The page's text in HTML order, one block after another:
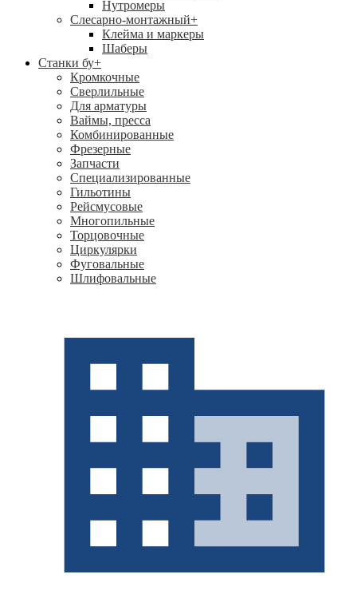
Нутромеры
Слесарно-монтажный+
Клейма и маркеры
Шаберы
Станки бу+
Кромкочные
Сверлильные
Для арматуры
Ваймы, пресса
Комбинированные
Фрезерные
Запчасти
Специализированные
Гильотины
Рейсмусовые
Многопильные
Торцовочные
Циркулярки
Фуговальные
Шлифовальные